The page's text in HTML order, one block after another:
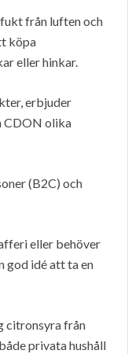
från luften och
köpa
eller hinkar.
erbjuder
CDON olika
(B2C) och
eller behöver
god idé att ta en
citronsyra från
privata hushåll